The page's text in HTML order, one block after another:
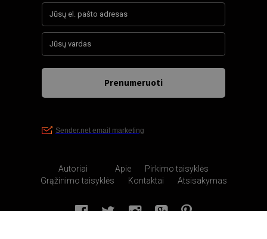
Autoriai Apie
Pirkimo taisyklės
Grąžinimo taisyklės
Kontaktai Atsisakymas